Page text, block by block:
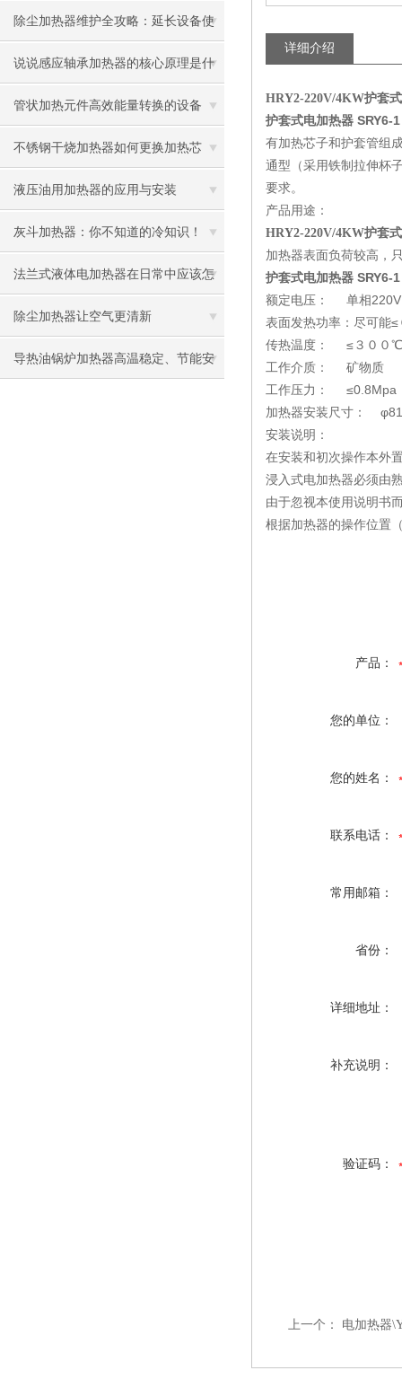
除尘加热器维护全攻略：延长设备使
用寿命
说说感应轴承加热器的核心原理是什
么呢
管状加热元件高效能量转换的设备
不锈钢干烧加热器如何更换加热芯
液压油用加热器的应用与安装
灰斗加热器：你不知道的冷知识！
法兰式液体电加热器在日常中应该怎
样维护保养呢
除尘加热器让空气更清新
导热油锅炉加热器高温稳定、节能安
详细介绍
HRY2-220V/4KW护套
护套式电加热器 SRY6-
有加热芯子和护套管组
通型（采用铁制拉伸杯
要求。
产品用途：
HRY2-220V/4KW护套
加热器表面负荷较高，
护套式电加热器 SRY6-
额定电压： 单相
表面发热功率：尽可能
传热温度： ≤３００℃
工作介质： 矿物质
工作压力： ≤0.8Mpa
加热器安装尺寸：
安装说明：
在安装和初次操作本外
浸入式电加热器必须由
由于忽视本使用说明书
根据加热器的操作位置
产品：
您的单位：
您的姓名：
联系电话：
常用邮箱：
省份：
详细地址：
补充说明：
验证码：
上一个： 电加热器